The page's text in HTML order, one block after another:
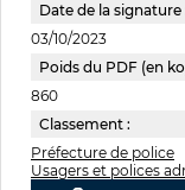
Date de la signature
03/10/2023
Poids du PDF (en
860
Classement :
Préfecture de police
Usagers et polices